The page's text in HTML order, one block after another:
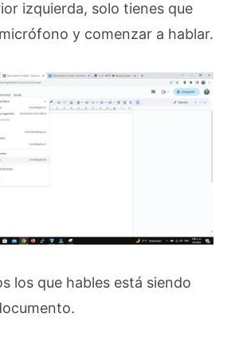
izquierda, solo tienes que
y comenzar a hablar.
los que hables está siendo